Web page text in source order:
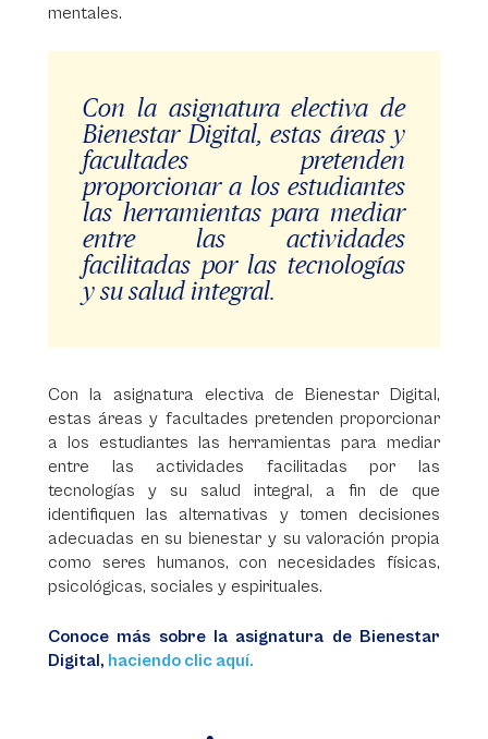
mentales.
Con la asignatura electiva de
Bienestar Digital, estas áreas y
facultades pretenden
proporcionar a los estudiantes
las herramientas para mediar
entre las actividades
facilitadas por las tecnologías
y su salud integral.
Con la asignatura electiva de Bienestar Digital,
estas áreas y facultades pretenden proporcionar
a los estudiantes las herramientas para mediar
entre las actividades facilitadas por las
tecnologías y su salud integral, a fin de que
identifiquen las alternativas y tomen decisiones
adecuadas en su bienestar y su valoración propia
como seres humanos, con necesidades físicas,
psicológicas, sociales y espirituales.
Conoce más sobre la asignatura de Bienestar
Digital, haciendo clic aquí.